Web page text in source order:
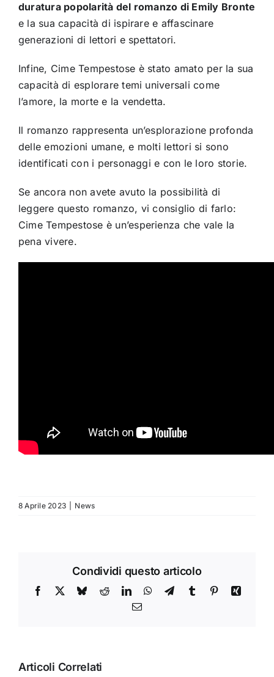
duratura popolarità del romanzo di Emily Bronte
e la sua capacità di ispirare e affascinare
generazioni di lettori e spettatori.
Infine, Cime Tempestose è stato amato per la sua
capacità di esplorare temi universali come
l’amore, la morte e la vendetta.
Il romanzo rappresenta un’esplorazione profonda
delle emozioni umane, e molti lettori si sono
identificati con i personaggi e con le loro storie.
Se ancora non avete avuto la possibilità di
leggere questo romanzo, vi consiglio di farlo:
Cime Tempestose è un’esperienza che vale la
pena vivere.
8 Aprile 2023 News
Condividi questo articolo
Facebook BlueskyRedditLinkedInWhatsApp
TelegramTumblr PinterestXing
Email
Articoli Correlati